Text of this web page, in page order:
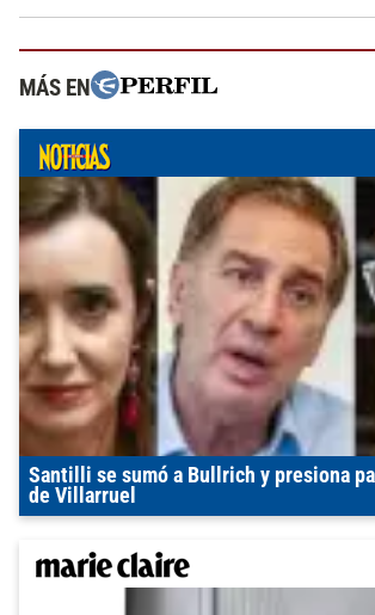
MÁS EN
Santilli se sumó a Bullrich y presiona
de Villarruel